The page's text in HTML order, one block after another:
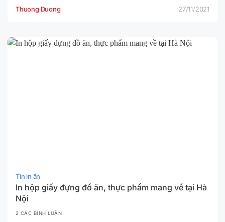
Thuong Duong 27/11/2021
Tin in ấn
In hộp giấy đựng đồ ăn, thực phẩm mang về tại Hà
Nội
2 CÁC BÌNH LUẬN